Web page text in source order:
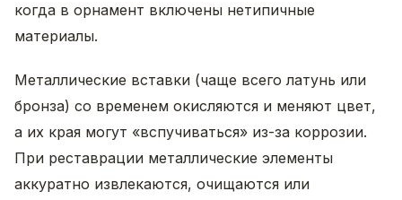
когда в орнамент включены нетипичные
материалы.
Металлические вставки (чаще всего латунь или
бронза) со временем окисляются и меняют цвет,
а их края могут «вспучиваться» из-за коррозии.
При реставрации металлические элементы
аккуратно извлекаются, очищаются или